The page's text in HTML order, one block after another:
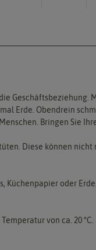
Geschäftsbeziehung.
Erde. Obendrein
Bringen Sie
Diese können
Küchenpapier oder
von ca. 20 °C.